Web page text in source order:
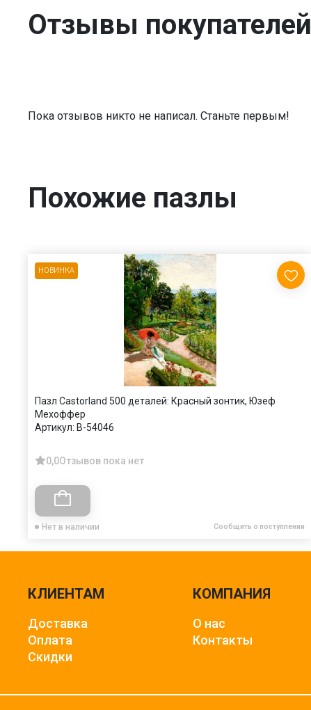
Отзывы покупателей
Пока отзывов никто не написал. Станьте первым!
Похожие пазлы
НОВИНКА
Пазл Castorland 500 деталей: Красный зонтик, Юзеф
Мехоффер
Артикул: B-54046
0,0Отзывов пока нет
Нет в наличии Сообщить о поступлении
КЛИЕНТАМ
Доставка
Оплата
Скидки
КОМПАНИЯ
О нас
Контакты